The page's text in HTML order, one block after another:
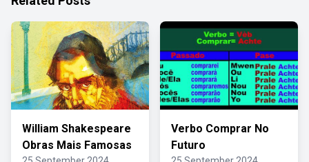
William Shakespeare
Obras Mais Famosas
Verbo Comprar No
Futuro